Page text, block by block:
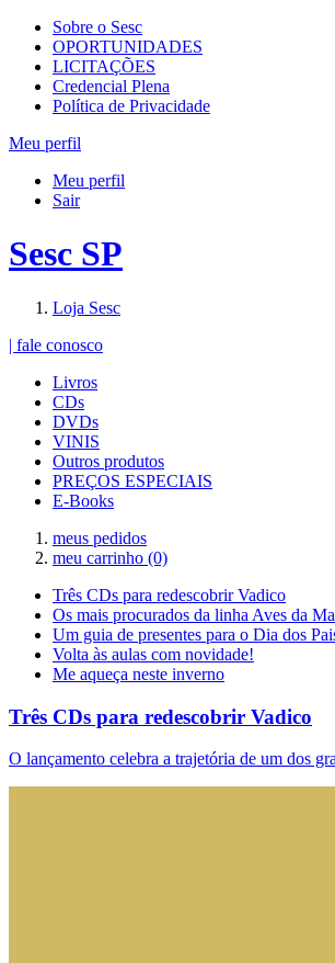
Sobre o Sesc
OPORTUNIDADES
LICITAÇÕES
Credencial Plena
Política de Privacidade
Meu perfil
Meu perfil
Sair
Sesc SP
Loja Sesc
| fale conosco
Livros
CDs
DVDs
VINIS
Outros produtos
PREÇOS ESPECIAIS
E-Books
meus pedidos
meu carrinho (0)
Três CDs para redescobrir Vadico
Os mais procurados da linha Aves da
Um guia de presentes para o Dia dos
Volta às aulas com novidade!
Me aqueça neste inverno
Três CDs para redescobrir Vadico
O lançamento celebra a trajetória de um dos